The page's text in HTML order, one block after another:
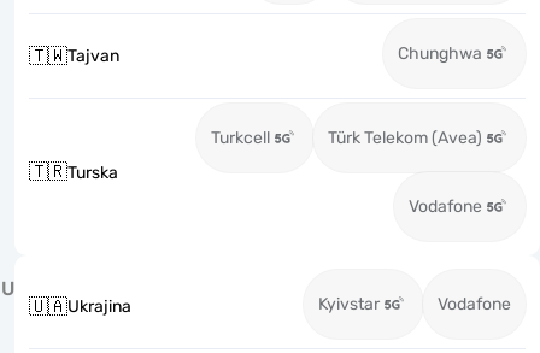
🇹🇼Tajvan Chunghwa
🇹🇷Turska
Turkcell Türk Telekom (Avea)
Vodafone
U
🇺🇦Ukrajina Kyivstar Vodafone